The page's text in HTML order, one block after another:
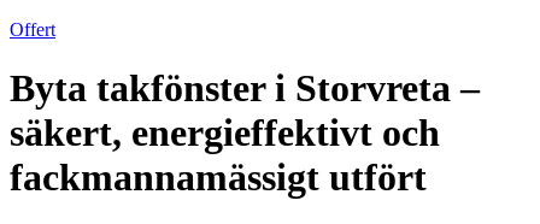
Offert
Byta takfönster i Storvreta –
säkert, energieffektivt och
fackmannamässigt utfört